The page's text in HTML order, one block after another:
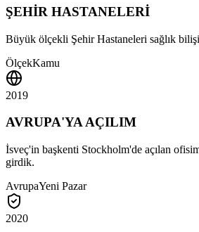
ŞEHİR HASTANELERİ
Büyük ölçekli Şehir Hastaneleri sağlık
ÖlçekKamu
2019
AVRUPA'YA AÇILIM
İsveç'in başkenti Stockholm'de açılan
girdik.
AvrupaYeni Pazar
2020